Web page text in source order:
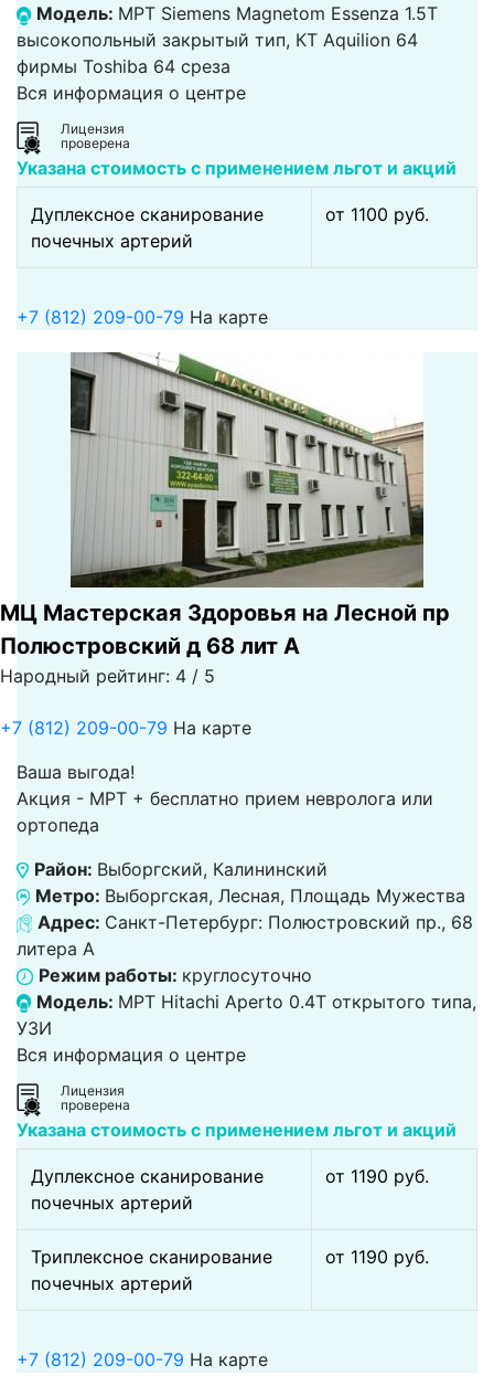
Модель: МРТ Siemens Magnetom Essenza 1.5T
высокопольный закрытый тип, КТ Aquilion 64
фирмы Toshiba 64 среза
Вся информация о центре
Лицензия
проверена
Указана стоимость с применением льгот и акций
Дуплексное сканирование
почечных артерий
от 1100 pуб.
+7 (812) 209-00-79 На карте
МЦ Мастерская Здоровья на Лесной пр
Полюстровский д 68 лит А
Народный рейтинг: 4 / 5
+7 (812) 209-00-79 На карте
Ваша выгода!
Акция - МРТ + бесплатно прием невролога или
ортопеда
Район: Выборгский, Калининский
Метро: Выборгская, Лесная, Площадь Мужества
Адрес: Санкт-Петербург: Полюстровский пр., 68
литера А
Режим работы: круглосуточно
Модель: МРТ Hitachi Aperto 0.4T открытого типа,
УЗИ
Вся информация о центре
Лицензия
проверена
Указана стоимость с применением льгот и акций
Дуплексное сканирование
почечных артерий
от 1190 pуб.
Триплексное сканирование
почечных артерий
от 1190 pуб.
+7 (812) 209-00-79 На карте